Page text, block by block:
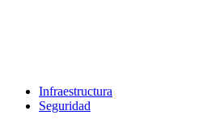
Infraestructura
Seguridad